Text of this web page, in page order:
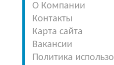
О Компании
Контакты
Карта сайта
Вакансии
Политика